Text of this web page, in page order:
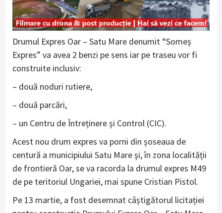
Drumul Expres Oar – Satu Mare denumit “Someș
Expres” va avea 2 benzi pe sens iar pe traseu vor fi
construite inclusiv:
– două noduri rutiere,
– două parcări,
– un Centru de Întreținere și Control (CIC).
Acest nou drum expres va porni din șoseaua de
centură a municipiului Satu Mare și, în zona localității
de frontieră Oar, se va racorda la drumul expres M49
de pe teritoriul Ungariei, mai spune Cristian Pistol.
Pe 13 martie, a fost desemnat câștigătorul licitației